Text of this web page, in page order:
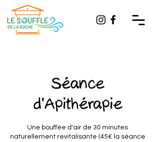
Séance
d'Apithérapie
Une bouffée d'air de 30 minutes
naturellement revitalisante (45€ la séance